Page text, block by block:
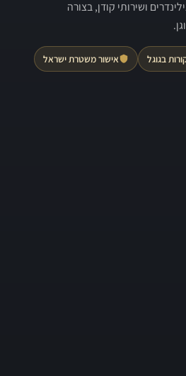
ושירותי קודן, בצורה
אישור משטרת ישראל